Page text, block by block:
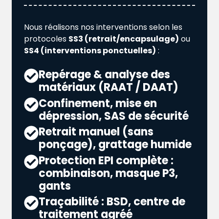
Nous réalisons nos interventions selon les
protocoles SS3 (retrait/encapsulage) ou
SS4 (interventions ponctuelles) :
Repérage & analyse des
matériaux (RAAT / DAAT)
Confinement, mise en
dépression, SAS de sécurité
Retrait manuel (sans
ponçage), grattage humide
Protection EPI complète :
combinaison, masque P3,
gants
Traçabilité : BSD, centre de
traitement agréé